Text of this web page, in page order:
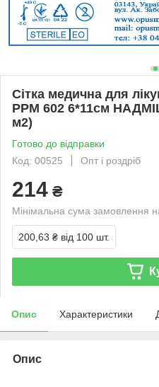
Сітка медична для
РРМ 602 6*11см
м2)
Готово до відправки
Код: 00525
Опт і роздріб
214 ₴
Мінімальна сума замовлення
200,63 ₴ від 100 шт.
Опис Характеристики
Опис